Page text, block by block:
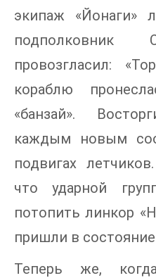
экипаж «Йонаги»
подполковник
провозгласил:
кораблю
«банзай».
каждым новым
подвигах
что ударной
потопить линкор
пришли в
Теперь же,